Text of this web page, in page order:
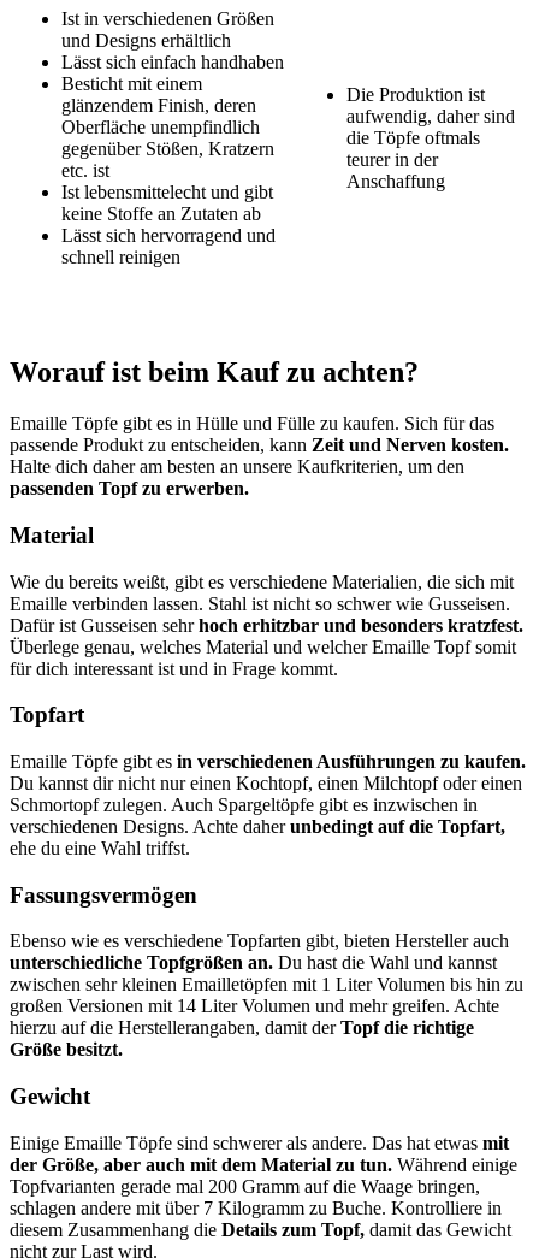
Ist in verschiedenen Größen
und Designs erhältlich
Lässt sich einfach handhaben
Besticht mit einem
glänzendem Finish, deren
Oberfläche unempfindlich
gegenüber Stößen, Kratzern
etc. ist
Ist lebensmittelecht und gibt
keine Stoffe an Zutaten ab
Lässt sich hervorragend und
schnell reinigen
Die Produktion ist
aufwendig, daher sind
die Töpfe oftmals
teurer in der
Anschaffung
Worauf ist beim Kauf zu achten?
Emaille Töpfe gibt es in Hülle und Fülle zu kaufen. Sich für das
passende Produkt zu entscheiden, kann Zeit und Nerven kosten.
Halte dich daher am besten an unsere Kaufkriterien, um den
passenden Topf zu erwerben.
Material
Wie du bereits weißt, gibt es verschiedene Materialien, die sich mit
Emaille verbinden lassen. Stahl ist nicht so schwer wie Gusseisen.
Dafür ist Gusseisen sehrhoch erhitzbar und besonders kratzfest.
Überlege genau, welches Material und welcher Emaille Topf somit
für dich interessant ist und in Frage kommt.
Topfart
Emaille Töpfe gibt es in verschiedenen Ausführungen zu kaufen.
Du kannst dir nicht nur einen Kochtopf, einen Milchtopf oder einen
Schmortopf zulegen. Auch Spargeltöpfe gibt es inzwischen in
verschiedenen Designs. Achte daherunbedingt auf die Topfart,
ehe du eine Wahl triffst.
Fassungsvermögen
Ebenso wie es verschiedene Topfarten gibt, bieten Hersteller auch
unterschiedliche Topfgrößen an. Du hast die Wahl und kannst
zwischen sehr kleinen Emailletöpfen mit 1 Liter Volumen bis hin zu
großen Versionen mit 14 Liter Volumen und mehr greifen. Achte
hierzu auf die Herstellerangaben, damit derTopf die richtige
Größe besitzt.
Gewicht
Einige Emaille Töpfe sind schwerer als andere. Das hat etwas mit
der Größe, aber auch mit dem Material zu tun. Während einige
Topfvarianten gerade mal 200 Gramm auf die Waage bringen,
schlagen andere mit über 7 Kilogramm zu Buche. Kontrolliere in
diesem Zusammenhang die Details zum Topf, damit das Gewicht
nicht zur Last wird.